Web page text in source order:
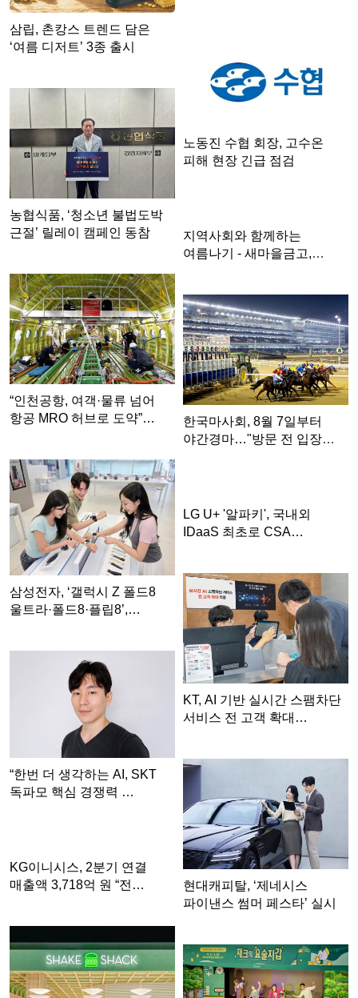
삼립, 촌캉스 트렌드 담은
‘여름 디저트’ 3종 출시
노동진 수협 회장, 고수온
피해 현장 긴급 점검
농협식품, ‘청소년 불법도박
근절’ 릴레이 캠페인 동참
지역사회와 함께하는
여름나기 - 새마을금고,
“인천공항, 여객·물류 넘어
항공 MRO 허브로 도약”…
한국마사회, 8월 7일부터
야간경마…"방문 전 입장
삼성전자, ‘갤럭시 Z 폴드8
울트라·폴드8·플립8’,…
LG U+ '알파키', 국내외
IDaaS 최초로 CSA…
KT, AI 기반 실시간 스팸차단
서비스 전 고객 확대…
“한번 더 생각하는 AI, SKT
독파모 핵심 경쟁력 …
현대캐피탈, ‘제네시스
파이낸스 썸머 페스타’ 실시
KG이니시스, 2분기 연결
매출액 3,718억 원 “전…